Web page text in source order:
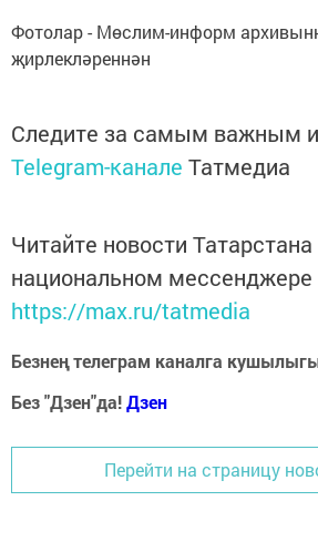
Фотолар - Мөслим-информ
җирлекләреннән
Следите за самым важным
Telegram-канале Татмедиа
Читайте новости Татарстана
национальном
https://max.ru/tatmedia
Безнең телеграм каналга
Без "Дзен"да!Дзен
Перейти на страницу